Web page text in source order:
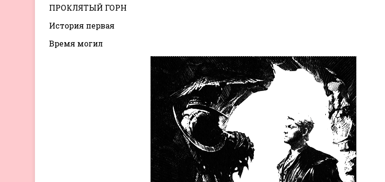
ПРОКЛЯТЫЙ ГОРН
История первая
Время могил